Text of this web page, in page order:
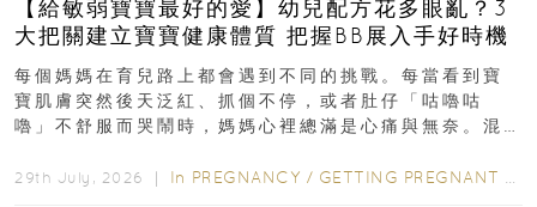
【給敏弱寶寶最好的愛】幼兒配方花多眼亂？3
大把關建立寶寶健康體質 把握BB展入手好時機
每個媽媽在育兒路上都會遇到不同的挑戰。每當看到寶
寶肌膚突然後天泛紅、抓個不停，或者肚仔「咕嚕咕
嚕」不舒服而哭鬧時，媽媽心裡總滿是心痛與無奈。混
29th July, 2026 ｜ In PREGNANCY / GETTING PREGNANT